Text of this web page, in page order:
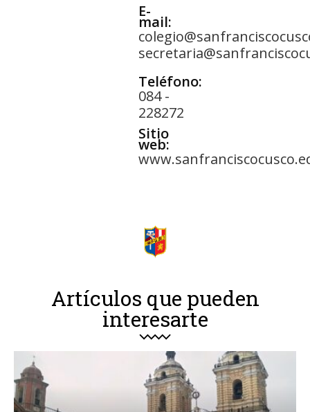
E-
mail:
Teléfono:
084 -
228272
Sitio
web:
Artículos que pueden
interesarte